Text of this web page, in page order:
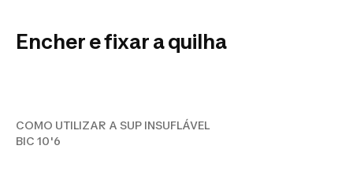
Encher e fixar a quilha
COMO UTILIZAR A SUP INSUFLÁVEL
BIC 10'6